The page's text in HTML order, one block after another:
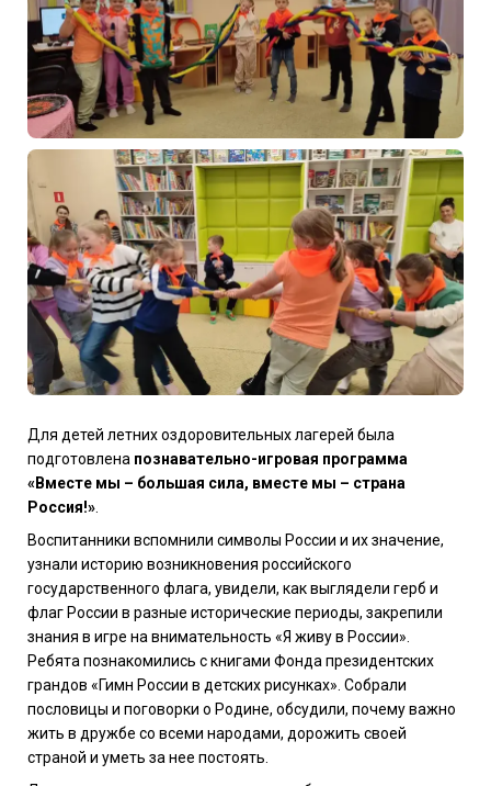
Для детей летних оздоровительных лагерей была
подготовлена познавательно-игровая программа
«Вместе мы – большая сила, вместе мы – страна
Россия!»
Воспитанники вспомнили символы России и их значение,
узнали историю возникновения российского
государственного флага, увидели, как выглядели герб и
флаг России в разные исторические периоды, закрепили
знания в игре на внимательность «Я живу в России».
Ребята познакомились с книгами Фонда президентских
грандов «Гимн России в детских рисунках». Собрали
пословицы и поговорки о Родине, обсудили, почему важно
жить в дружбе со всеми народами, дорожить своей
страной и уметь за нее постоять.